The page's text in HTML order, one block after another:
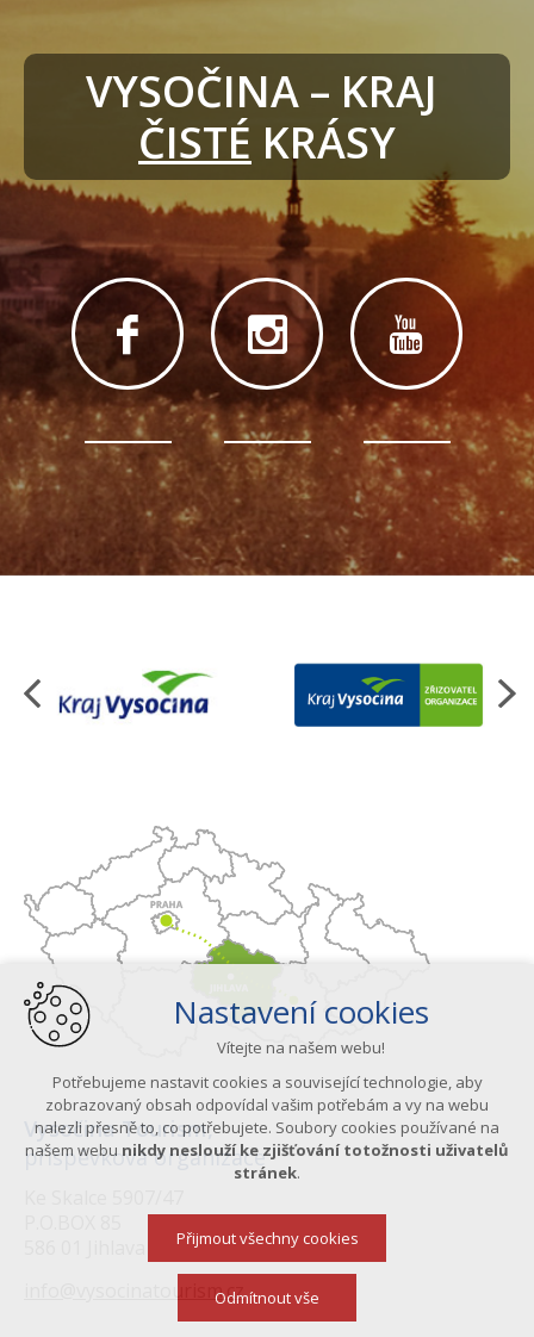
VYSOČINA – KRAJ
ČISTÉ KRÁSY
Vysočina Tourism,
příspěvková organizace
info@vysocinatourism.cz
Nastavení cookies
Vítejte na našem webu!
Potřebujeme nastavit cookies a související technologie, aby
zobrazovaný obsah odpovídal vašim potřebám a vy na webu
nalezli přesně to, co potřebujete. Soubory cookies používané na
našem webu nikdy neslouží ke zjišťování totožnosti uživatelů
stránek.
Přijmout všechny cookies
Odmítnout vše